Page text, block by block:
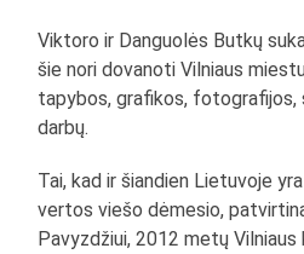
Viktoro ir Danguolės Butkų
šie nori dovanoti Vilniaus
tapybos, grafikos, fotografijos,
darbų.
Tai, kad ir šiandien Lietuvoje
vertos viešo dėmesio,
Pavyzdžiui, 2012 metų